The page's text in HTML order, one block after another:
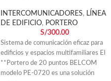
INTERCOMUNICADORES, LÍNEA
DE EDIFICIO, PORTERO
S/300.00
Sistema de comunicación eficaz para
edificios y espacios multifamiliares El
**Portero de 20 puntos BELCOM
modelo PE-0720 es una solución